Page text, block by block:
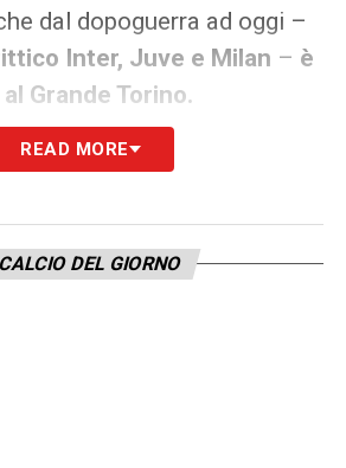
dal dopoguerra ad oggi –
Inter, Juve e Milan – è
Grande Torino.
stagione,
posto, con unamedia punti
. Mancano anche due gol,
READ MORE
DEL GIORNO